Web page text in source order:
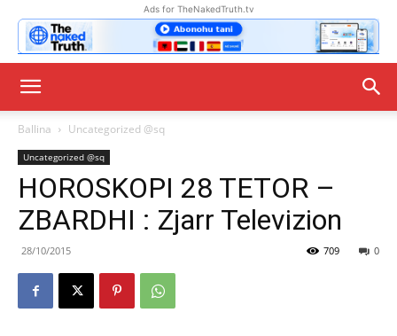
Ads for TheNakedTruth.tv
Ballina Uncategorized @sq
Uncategorized @sq
HOROSKOPI 28 TETOR –
ZBARDHI : Zjarr Televizion
28/10/2015 0
709